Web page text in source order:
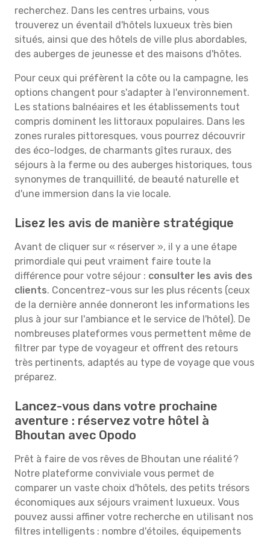
recherchez. Dans les centres urbains, vous
trouverez un éventail d'hôtels luxueux très bien
situés, ainsi que des hôtels de ville plus abordables,
des auberges de jeunesse et des maisons d'hôtes.
Pour ceux qui préfèrent la côte ou la campagne, les
options changent pour s'adapter à l'environnement.
Les stations balnéaires et les établissements tout
compris dominent les littoraux populaires. Dans les
zones rurales pittoresques, vous pourrez découvrir
des éco-lodges, de charmants gîtes ruraux, des
séjours à la ferme ou des auberges historiques, tous
synonymes de tranquillité, de beauté naturelle et
d'une immersion dans la vie locale.
Lisez les avis de manière stratégique
Avant de cliquer sur « réserver », il y a une étape
primordiale qui peut vraiment faire toute la
différence pour votre séjour : consulter les avis des
clients. Concentrez-vous sur les plus récents (ceux
de la dernière année donneront les informations les
plus à jour sur l'ambiance et le service de l'hôtel). De
nombreuses plateformes vous permettent même de
filtrer par type de voyageur et offrent des retours
très pertinents, adaptés au type de voyage que vous
préparez.
Lancez-vous dans votre prochaine
aventure : réservez votre hôtel à
Bhoutan avec Opodo
Prêt à faire de vos rêves de Bhoutan une réalité ?
Notre plateforme conviviale vous permet de
comparer un vaste choix d'hôtels, des petits trésors
économiques aux séjours vraiment luxueux. Vous
pouvez aussi affiner votre recherche en utilisant nos
filtres intelligents : nombre d'étoiles, équipements